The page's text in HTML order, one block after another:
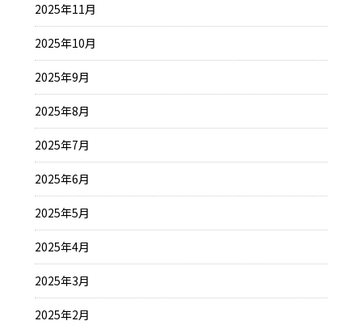
2025年11月
2025年10月
2025年9月
2025年8月
2025年7月
2025年6月
2025年5月
2025年4月
2025年3月
2025年2月